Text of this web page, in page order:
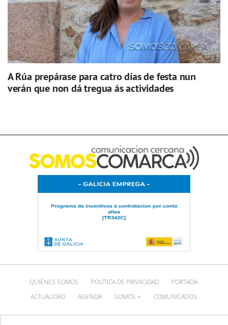
A Rúa prepárase para catro días de festa nun
verán que non dá tregua ás actividades
QUIÉNES SOMOS POLÍTICA DE PRIVACIDAD
PORTADA
ACTUALIDAD
AGENDA SOMOS + COMUNICADOS